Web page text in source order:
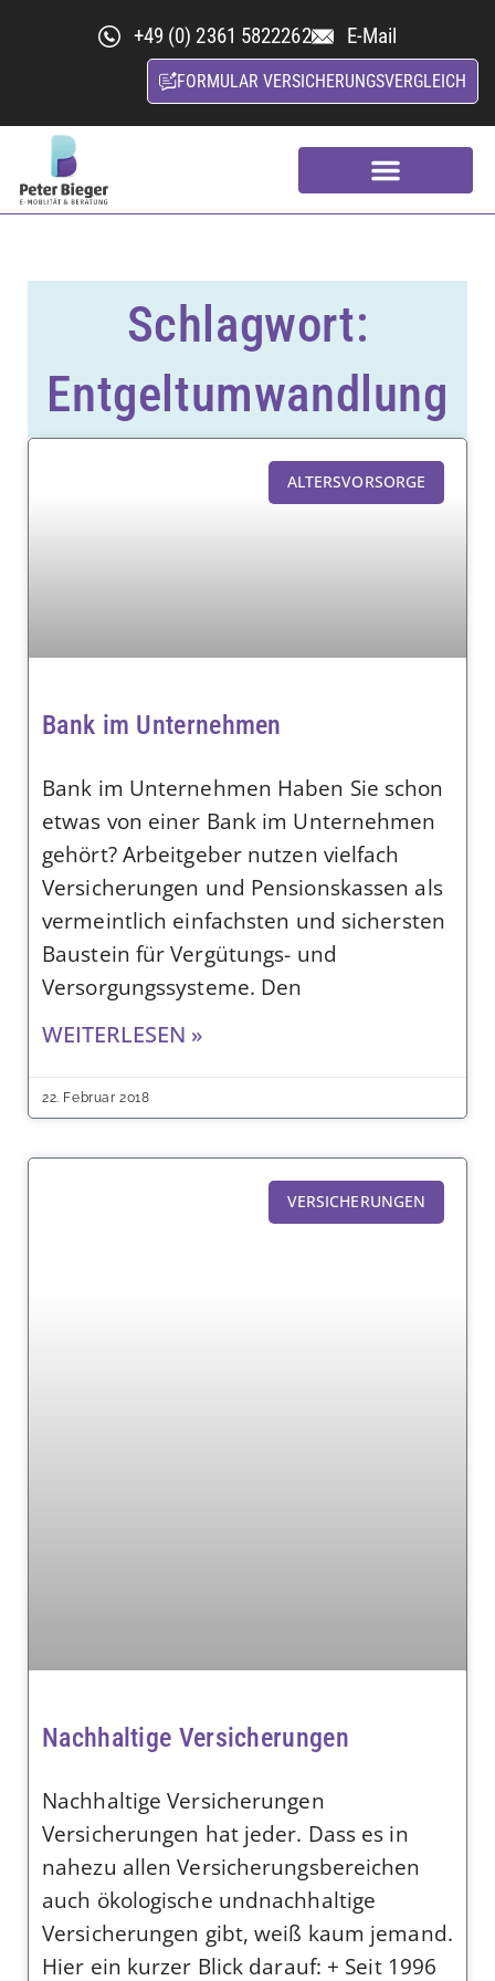
+49 (0) 2361 5822262 E-Mail
FORMULAR VERSICHERUNGSVERGLEICH
Schlagwort:
Entgeltumwandlung
ALTERSVORSORGE
Bank im Unternehmen
Bank im Unternehmen Haben Sie schon
etwas von einer Bank im Unternehmen
gehört? Arbeitgeber nutzen vielfach
Versicherungen und Pensionskassen als
vermeintlich einfachsten und sichersten
Baustein für Vergütungs- und
Versorgungssysteme. Den
WEITERLESEN »
22. Februar 2018
VERSICHERUNGEN
Nachhaltige Versicherungen
Nachhaltige Versicherungen
Versicherungen hat jeder. Dass es in
nahezu allen Versicherungsbereichen
auch ökologische undnachhaltige
Versicherungen gibt, weiß kaum jemand.
Hier ein kurzer Blick darauf: + Seit 1996